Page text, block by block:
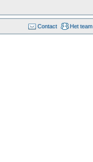
Het team
Contact